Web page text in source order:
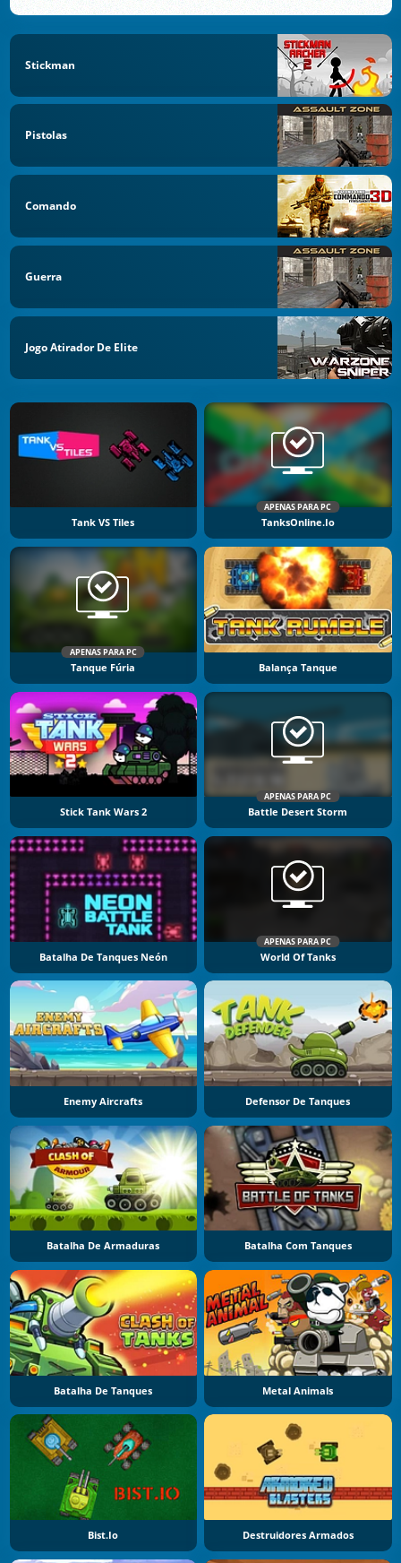
Stickman
Pistolas
Comando
Guerra
Jogo Atirador De Elite
Tank VS Tiles
APENAS PARA PC
TanksOnline.io
APENAS PARA PC
Tanque Fúria Balança Tanque
Stick Tank Wars 2
APENAS PARA PC
Battle Desert Storm
Batalha De Tanques Neón
APENAS PARA PC
World Of Tanks
Enemy Aircrafts Defensor De Tanques
Batalha De Armaduras Batalha Com Tanques
Batalha De Tanques Metal Animals
Bist.io Destruidores Armados